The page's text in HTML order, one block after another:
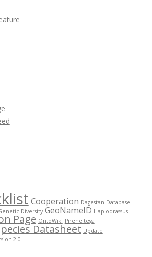
Cooperation Dagestan Database
Diversity GeoNameID Haplodrassus
Page OntoWiki Pireneitega
Datasheet Update
2.0